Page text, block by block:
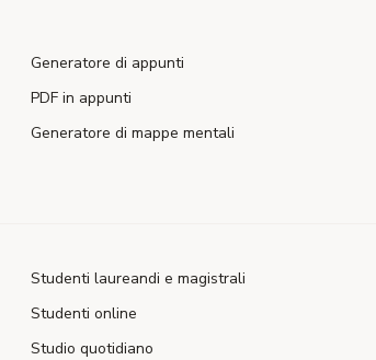
Generatore di appunti
PDF in appunti
Generatore di mappe mentali
Studenti laureandi e magistrali
Studenti online
Studio quotidiano